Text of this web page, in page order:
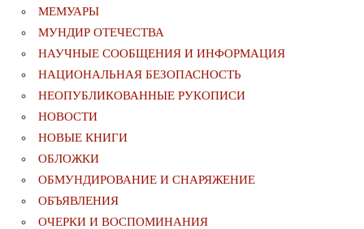
МЕМУАРЫ
МУНДИР ОТЕЧЕСТВА
НАУЧНЫЕ СООБЩЕНИЯ И ИНФОРМАЦИЯ
НАЦИОНАЛЬНАЯ БЕЗОПАСНОСТЬ
НЕОПУБЛИКОВАННЫЕ РУКОПИСИ
НОВОСТИ
НОВЫЕ КНИГИ
ОБЛОЖКИ
ОБМУНДИРОВАНИЕ И СНАРЯЖЕНИЕ
ОБЪЯВЛЕНИЯ
ОЧЕРКИ И ВОСПОМИНАНИЯ